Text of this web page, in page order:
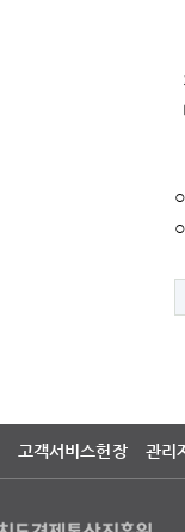
○
고객서비스헌장 관리